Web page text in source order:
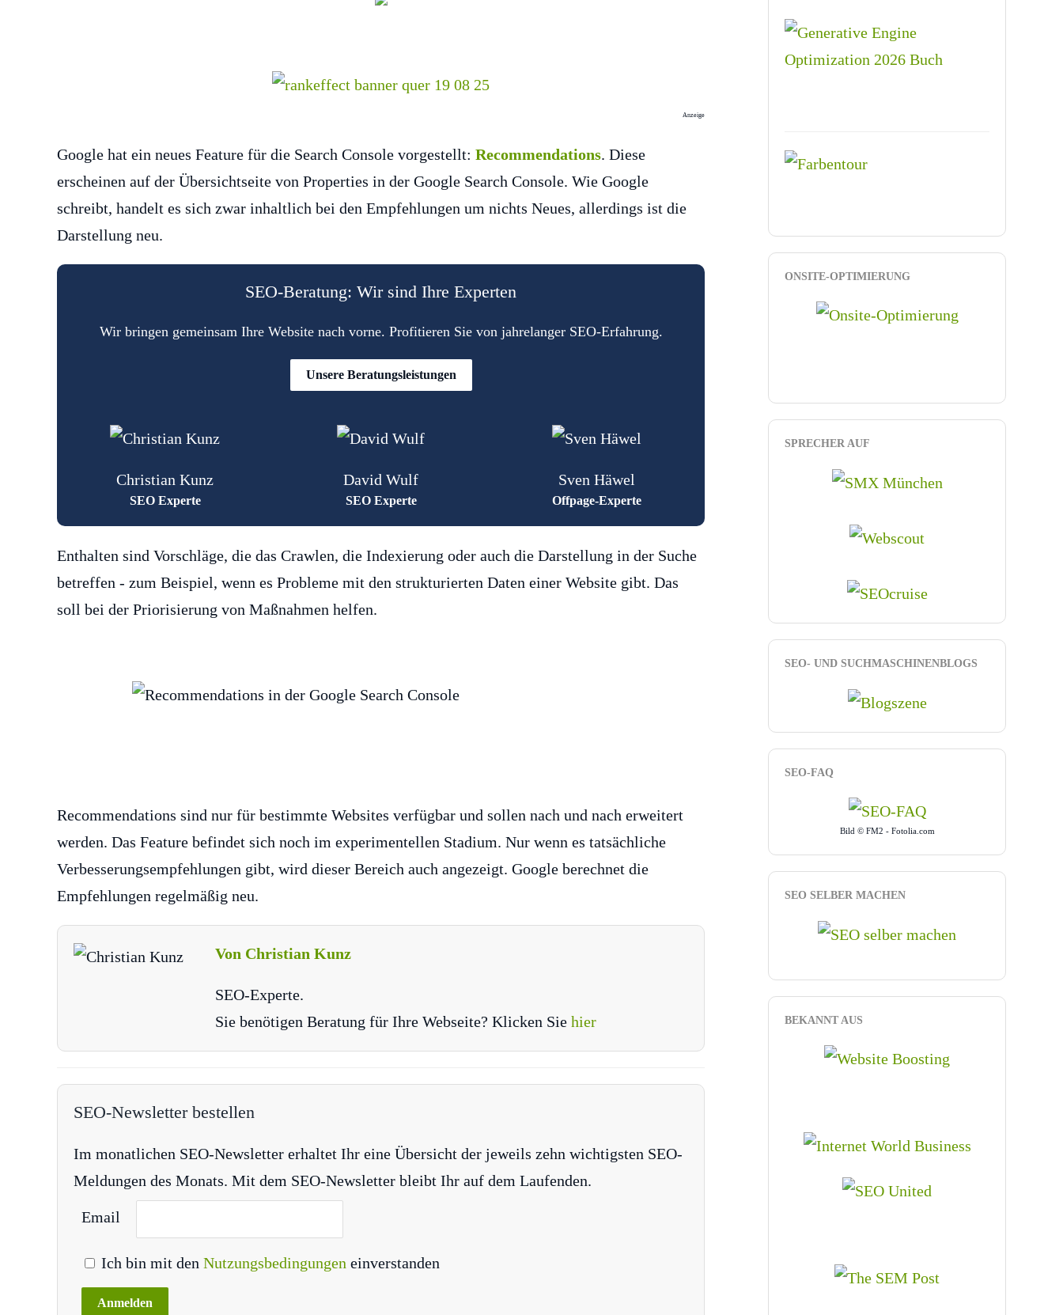
Anzeige
Google hat ein neues Feature für die Search Console vorgestellt: Recommendations. Diese
erscheinen auf der Übersichtseite von Properties in der Google Search Console. Wie Google
schreibt, handelt es sich zwar inhaltlich bei den Empfehlungen um nichts Neues, allerdings ist die
Darstellung neu.
SEO-Beratung: Wir sind Ihre Experten
Wir bringen gemeinsam Ihre Website nach vorne. Profitieren Sie von jahrelanger SEO-Erfahrung.
Unsere Beratungsleistungen
Christian Kunz
SEO Experte
David Wulf
SEO Experte
Sven Häwel
Offpage-Experte
Enthalten sind Vorschläge, die das Crawlen, die Indexierung oder auch die Darstellung in der Suche
betreffen - zum Beispiel, wenn es Probleme mit den strukturierten Daten einer Website gibt. Das
soll bei der Priorisierung von Maßnahmen helfen.
Recommendations sind nur für bestimmte Websites verfügbar und sollen nach und nach erweitert
werden. Das Feature befindet sich noch im experimentellen Stadium. Nur wenn es tatsächliche
Verbesserungsempfehlungen gibt, wird dieser Bereich auch angezeigt. Google berechnet die
Empfehlungen regelmäßig neu.
Von Christian Kunz
SEO-Experte.
Sie benötigen Beratung für Ihre Webseite? Klicken Sie hier
SEO-Newsletter bestellen
Im monatlichen SEO-Newsletter erhaltet Ihr eine Übersicht der jeweils zehn wichtigsten SEO-
Meldungen des Monats. Mit dem SEO-Newsletter bleibt Ihr auf dem Laufenden.
Email
Ich bin mit den Nutzungsbedingungen einverstanden
ONSITE-OPTIMIERUNG
SPRECHER AUF
SEO- UND SUCHMASCHINENBLOGS
SEO-FAQ
Bild © FM2 - Fotolia.com
SEO SELBER MACHEN
BEKANNT AUS